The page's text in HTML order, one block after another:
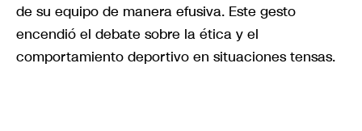
de su equipo de manera efusiva. Este gesto
encendió el debate sobre la ética y el
comportamiento deportivo en situaciones tensas.